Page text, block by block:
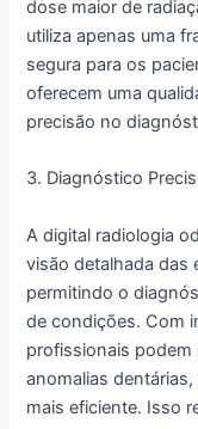
dose maior de
utiliza apenas uma
segura para os
oferecem uma
precisão no
3. Diagnóstico
A digital radiologia
visão detalhada das
permitindo o
de condições. Com
profissionais podem
anomalias
mais eficiente. Isso